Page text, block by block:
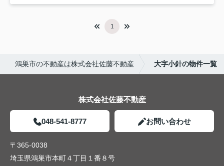
1
鴻巣市の不動産は株式会社佐藤不動産 大字小針の物件一覧
株式会社佐藤不動産
048-541-8777 お問い合わせ
〒365-0038
埼玉県鴻巣市本町４丁目１番８号